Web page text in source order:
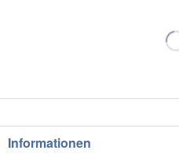
Informationen